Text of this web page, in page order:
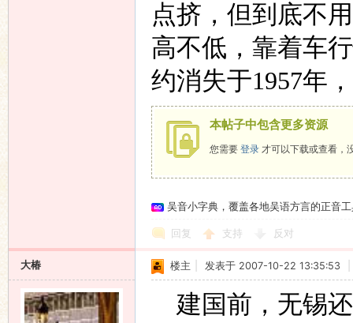
点挤，但到底不
高不低，靠着车
约消失于1957年
本帖子中包含更多资源
您需要 登录 才可以下载或查看，
吴音小字典，覆盖各地吴语方言的正音
回复 支持 反对
大椿 楼主 发表于 2007-10-22 13:35:53
建国前，无锡